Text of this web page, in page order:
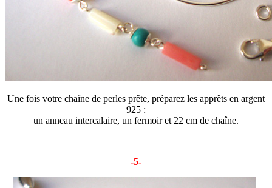
Une fois votre chaîne de perles prête, préparez les apprêts en argent
925 :
un anneau intercalaire, un fermoir et 22 cm de chaîne.
-5-